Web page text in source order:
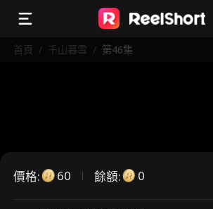
首頁 / 千山暮雪 / 第46集
價格: 60 餘額: 0